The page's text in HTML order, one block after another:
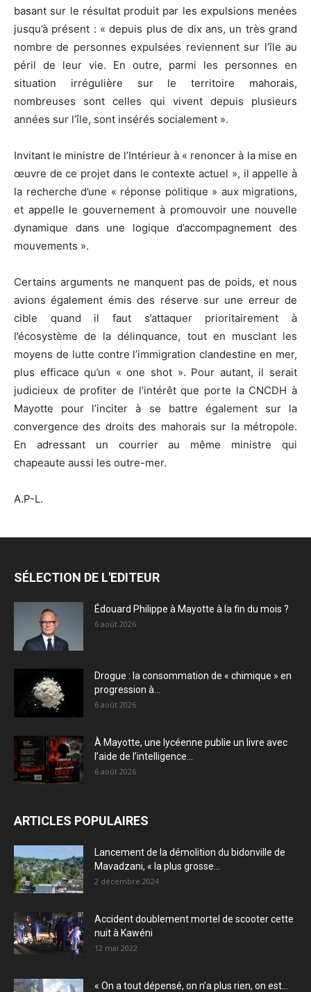
basant sur le résultat produit par les expulsions menées
jusqu’à présent : « depuis plus de dix ans, un très grand
nombre de personnes expulsées reviennent sur l’île au
péril de leur vie. En outre, parmi les personnes en
situation irrégulière sur le territoire mahorais,
nombreuses sont celles qui vivent depuis plusieurs
années sur l’île, sont insérés socialement ».
Invitant le ministre de l’Intérieur à « renoncer à la mise en
œuvre de ce projet dans le contexte actuel », il appelle à
la recherche d’une « réponse politique » aux migrations,
et appelle le gouvernement à promouvoir une nouvelle
dynamique dans une logique d’accompagnement des
mouvements ».
Certains arguments ne manquent pas de poids, et nous
avions également émis des réserve sur une erreur de
cible quand il faut s’attaquer prioritairement à
l’écosystème de la délinquance, tout en musclant les
moyens de lutte contre l’immigration clandestine en mer,
plus efficace qu’un « one shot ». Pour autant, il serait
judicieux de profiter de l’intérêt que porte la CNCDH à
Mayotte pour l’inciter à se battre également sur la
convergence des droits des mahorais sur la métropole.
En adressant un courrier au même ministre qui
chapeaute aussi les outre-mer.
A.P-L.
SÉLECTION DE L'EDITEUR
Édouard Philippe à Mayotte à la fin du mois ?
6 août 2026
Drogue : la consommation de « chimique » en
progression à...
6 août 2026
À Mayotte, une lycéenne publie un livre avec
l’aide de l’intelligence...
6 août 2026
ARTICLES POPULAIRES
Lancement de la démolition du bidonville de
Mavadzani, « la plus grosse...
2 décembre 2024
Accident doublement mortel de scooter cette
nuit à Kawéni
12 mai 2022
« On a tout dépensé, on n’a plus rien, on est...